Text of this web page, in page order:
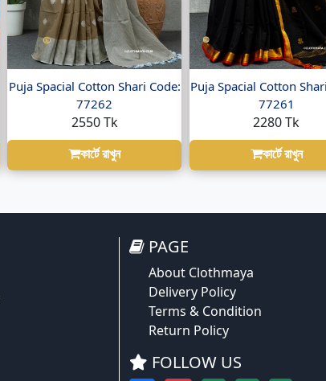
Puja Spacial Cotton Shari Code:
77262
2550 Tk
কার্টে রাখুন
Puja Spacial Cotton
77261
2280 Tk
কার্টে রাখুন
PAGE
About Clothmaya
Delivery Policy
Terms & Condition
Return Policy
FOLLOW US